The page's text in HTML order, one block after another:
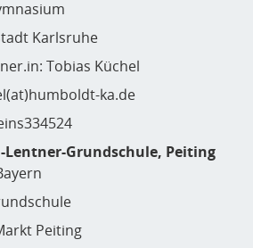
Karlsruhe
Tobias Küchel
ka.de
Lentner-Grundschule, Peiting
Peiting